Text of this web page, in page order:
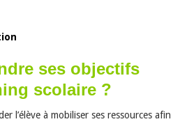
ses objectifs
scolaire ?
l’élève à mobiliser ses ressources afin